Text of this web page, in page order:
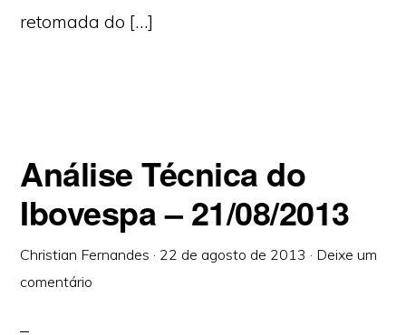
retomada do […]
Análise Técnica do
Ibovespa – 21/08/2013
Christian Fernandes · 22 de agosto de 2013 · Deixe um
comentário